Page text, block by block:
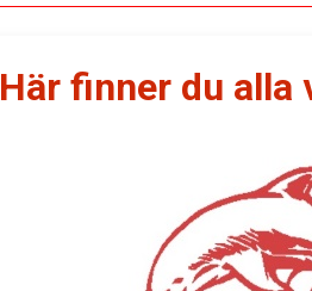
Här finner du alla